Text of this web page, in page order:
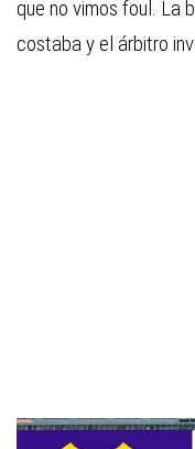
que no vimos foul. La
costaba y el árbitro